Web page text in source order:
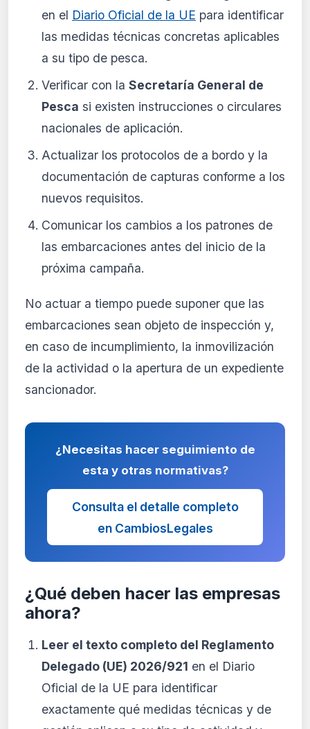
en el Diario Oficial de la UE para identificar
las medidas técnicas concretas aplicables
a su tipo de pesca.
Verificar con la Secretaría General de
Pesca si existen instrucciones o circulares
nacionales de aplicación.
Actualizar los protocolos de a bordo y la
documentación de capturas conforme a los
nuevos requisitos.
Comunicar los cambios a los patrones de
las embarcaciones antes del inicio de la
próxima campaña.
No actuar a tiempo puede suponer que las
embarcaciones sean objeto de inspección y,
en caso de incumplimiento, la inmovilización
de la actividad o la apertura de un expediente
sancionador.
¿Necesitas hacer seguimiento de
esta y otras normativas?
Consulta el detalle completo
en CambiosLegales
¿Qué deben hacer las empresas
ahora?
Leer el texto completo del Reglamento
Delegado (UE) 2026/921 en el Diario
Oficial de la UE para identificar
exactamente qué medidas técnicas y de